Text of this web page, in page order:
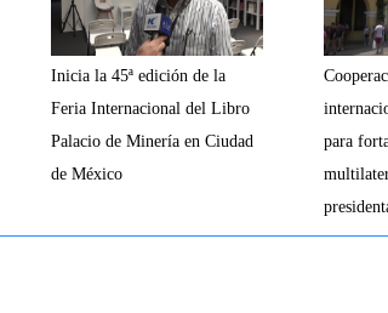
Inicia la 45ª edición de la
Feria Internacional del Libro
Palacio de Minería en Ciudad
de México
para